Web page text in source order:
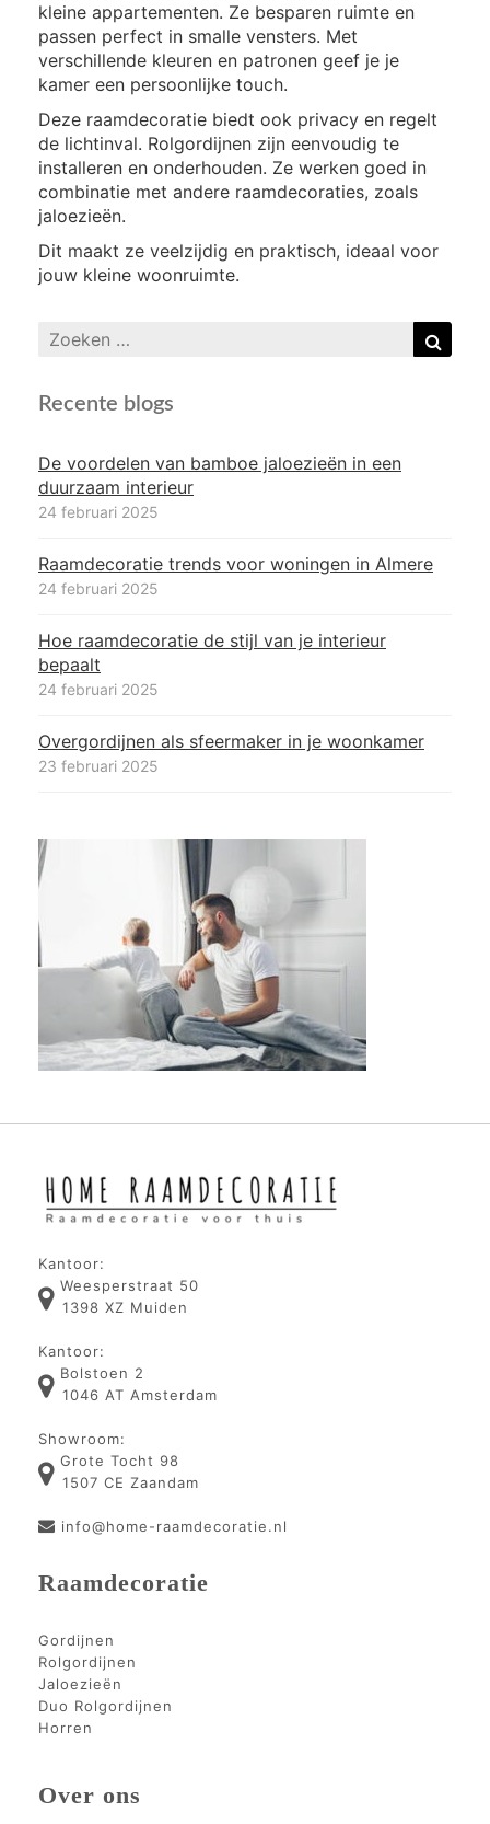
kleine appartementen. Ze besparen ruimte en
passen perfect in smalle vensters. Met
verschillende kleuren en patronen geef je je
kamer een persoonlijke touch.
Deze raamdecoratie biedt ook privacy en regelt
de lichtinval. Rolgordijnen zijn eenvoudig te
installeren en onderhouden. Ze werken goed in
combinatie met andere raamdecoraties, zoals
jaloezieën.
Dit maakt ze veelzijdig en praktisch, ideaal voor
jouw kleine woonruimte.
Zoeken
Recente blogs
De voordelen van bamboe jaloezieën in een
duurzaam interieur
24 februari 2025
Raamdecoratie trends voor woningen in Almere
24 februari 2025
Hoe raamdecoratie de stijl van je interieur
bepaalt
24 februari 2025
Overgordijnen als sfeermaker in je woonkamer
23 februari 2025
Kantoor:
Weesperstraat 50
1398 XZ Muiden
Kantoor:
Bolstoen 2
1046 AT Amsterdam
Showroom:
Grote Tocht 98
1507 CE Zaandam
info@home-raamdecoratie.nl
Raamdecoratie
Gordijnen
Rolgordijnen
Jaloezieën
Duo Rolgordijnen
Horren
Over ons